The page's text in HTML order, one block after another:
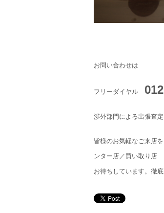
お問い合わせは
フリーダイヤル
渉外部門による出張査
皆様のお気軽なご来店
ンター店／買い取り店
お待ちしています。徹